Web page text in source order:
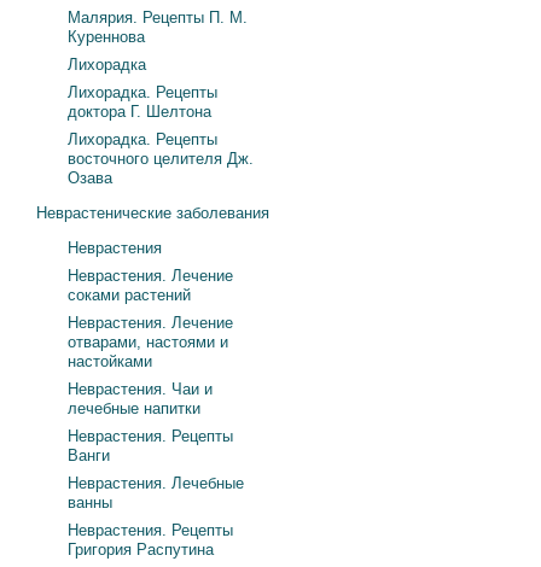
Малярия. Рецепты П. М.
Куреннова
Лихорадка
Лихорадка. Рецепты
доктора Г. Шелтона
Лихорадка. Рецепты
восточного целителя Дж.
Озава
Неврастенические заболевания
Неврастения
Неврастения. Лечение
соками растений
Неврастения. Лечение
отварами, настоями и
настойками
Неврастения. Чаи и
лечебные напитки
Неврастения. Рецепты
Ванги
Неврастения. Лечебные
ванны
Неврастения. Рецепты
Григория Распутина